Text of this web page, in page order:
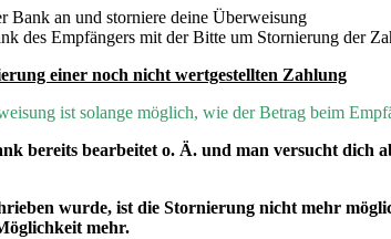
Bank an und storniere deine Überweisung
des Empfängers mit der Bitte um Stornierung der
einer noch nicht wertgestellten Zahlung
ist solange möglich, wie der Betrag beim
bereits bearbeitet o. Ä. und man versucht
wurde, ist die Stornierung nicht mehr
mehr.